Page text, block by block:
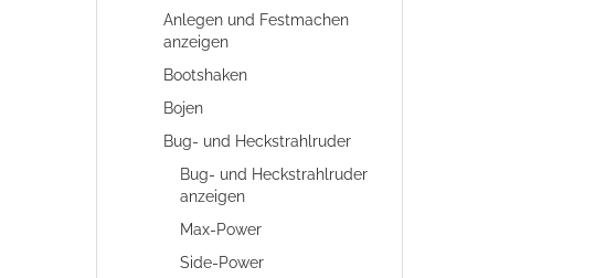
Anlegen und Festmachen
anzeigen
Bootshaken
Bojen
Bug- und Heckstrahlruder
Bug- und Heckstrahlruder
anzeigen
Max-Power
Side-Power